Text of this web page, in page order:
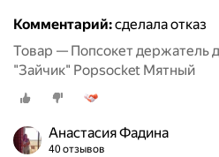
Комментарий:сделала отказ
Товар — Попсокет держатель
"Зайчик" Popsocket Мятный
Анастасия Фадина
40 отзывов